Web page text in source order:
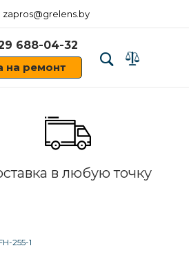
zapros@grelens.by
688-04-32
на ремонт
в любую точку
255-1